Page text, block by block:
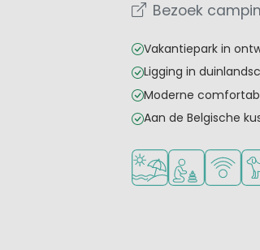
Bezoek
Vakantiepark in
Ligging in
Moderne
Aan de Belgische
Ligt bij strand en zee
Aanbevolen
WiFi